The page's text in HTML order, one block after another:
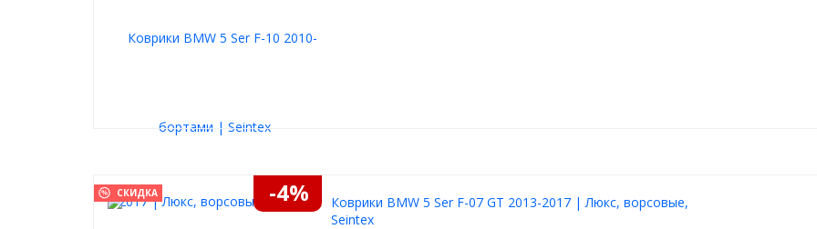
СКИДКА -4%
Коврики BMW 5 Ser F-07 GT 2013-2017 | Люкс, ворсовые,
Seintex